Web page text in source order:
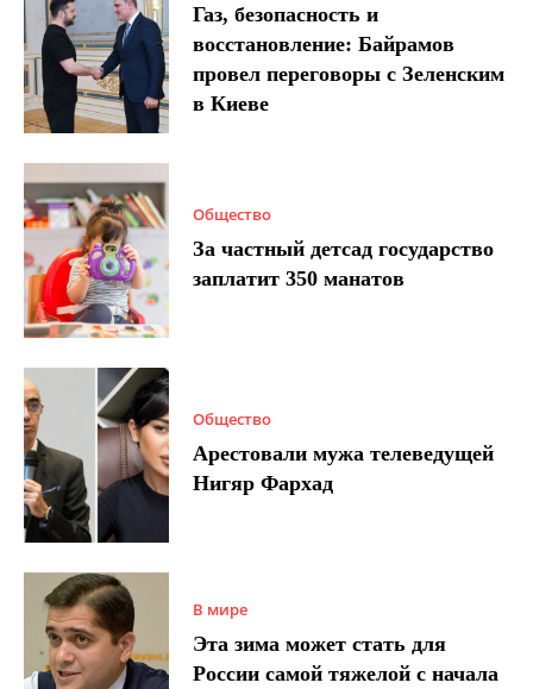
Газ, безопасность и
восстановление: Байрамов
провел переговоры с Зеленским
в Киеве
Общество
За частный детсад государство
заплатит 350 манатов
Общество
Арестовали мужа телеведущей
Нигяр Фархад
В мире
Эта зима может стать для
России самой тяжелой с начала